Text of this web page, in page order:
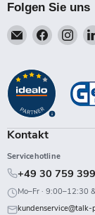
Folgen Sie uns
Email
Talk-
Finden
Sie
auf
Facebook
Sie
auf
Kontakt
Servicehotline
+49 30 759
Mo–Fr · 9:00–12:30